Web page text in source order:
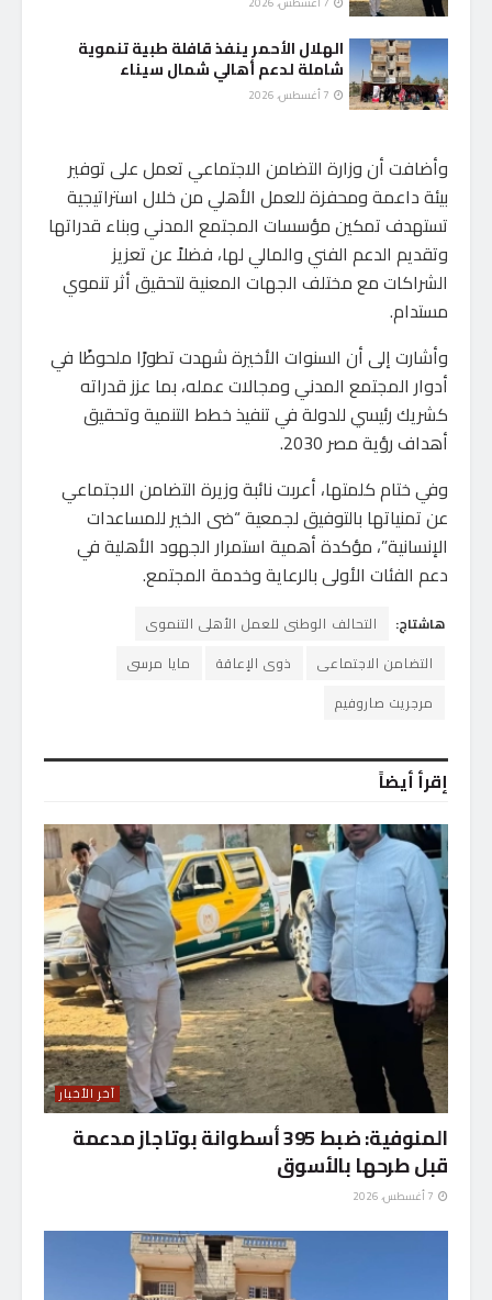
الهلال الأحمر ينفذ قافلة طبية تنموية
شاملة لدعم أهالي شمال سيناء
وأضافت أن وزارة التضامن الاجتماعي تعمل على توفير
بيئة داعمة ومحفزة للعمل الأهلي من خلال استراتيجية
تستهدف تمكين مؤسسات المجتمع المدني وبناء قدراتها
وتقديم الدعم الفني والمالي لها، فضلاً عن تعزيز
الشراكات مع مختلف الجهات المعنية لتحقيق أثر تنموي
مستدام.
وأشارت إلى أن السنوات الأخيرة شهدت تطورًا ملحوظًا في
أدوار المجتمع المدني ومجالات عمله، بما عزز قدراته
كشريك رئيسي للدولة في تنفيذ خطط التنمية وتحقيق
أهداف رؤية مصر 2030.
وفي ختام كلمتها، أعربت نائبة وزيرة التضامن الاجتماعي
عن تمنياتها بالتوفيق لجمعية “ضى الخير للمساعدات
الإنسانية”، مؤكدة أهمية استمرار الجهود الأهلية في
دعم الفئات الأولى بالرعاية وخدمة المجتمع.
هاشتاج:
التحالف الوطنى للعمل الأهلى التنموى
التضامن الاجتماعى
ذوى الإعاقة
مايا مرسى
مرجريت صاروفيم
إقرأ أيضاً
آخر الأخبار
المنوفية: ضبط 395 أسطوانة بوتاجاز مدعمة
قبل طرحها بالأسوق